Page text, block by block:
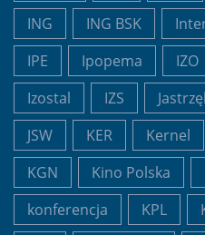
ING
ING BSK
IPE
Ipopema IZO
Izostal
IZS
JSW
KER Kernel
KGN
Kino Polska
konferencja
KPL